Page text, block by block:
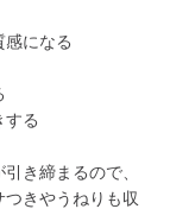
感になる
する
き締まるので、
つきやうねりも収